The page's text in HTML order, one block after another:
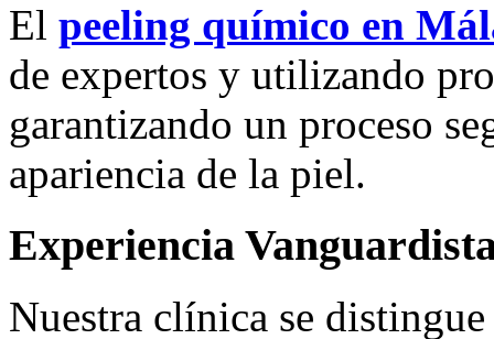
El peeling químico en
de expertos y utilizando
garantizando un proceso
apariencia de la piel.
Experiencia
Nuestra clínica se